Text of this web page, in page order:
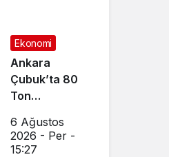
Ekonomi
Ankara
Çubuk’ta 80
Ton
6 Ağustos
2026 - Per -
15:27